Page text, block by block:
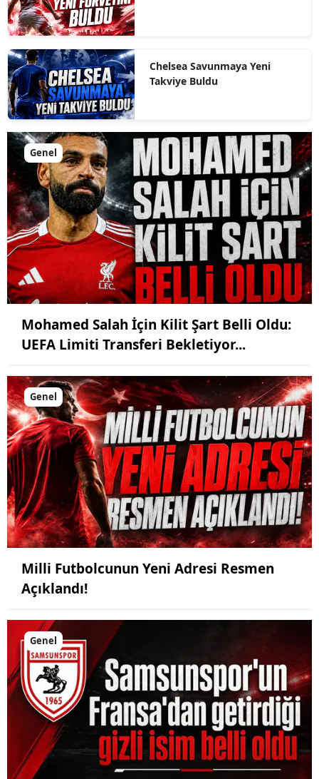
Chelsea Savunmaya Yeni
Takviye Buldu
Genel
Mohamed Salah İçin Kilit Şart Belli Oldu:
UEFA Limiti Transferi Bekletiyor...
Genel
Milli Futbolcunun Yeni Adresi Resmen
Açıklandı!
Genel